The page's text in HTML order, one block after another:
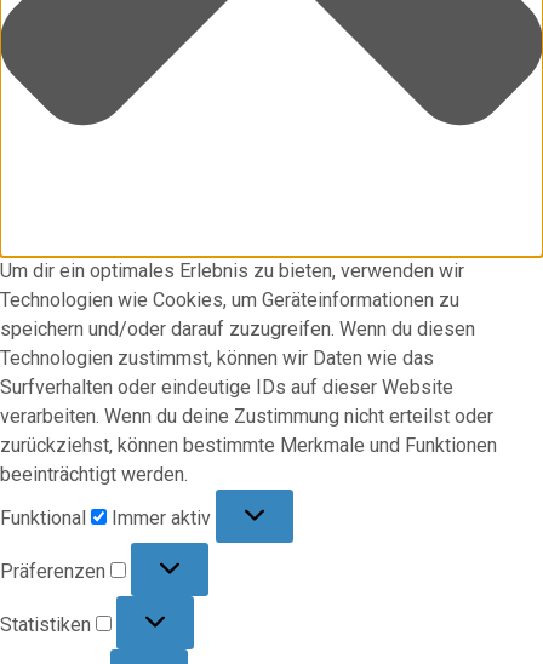
Um dir ein optimales Erlebnis zu bieten, verwenden wir
Technologien wie Cookies, um Geräteinformationen zu
speichern und/oder darauf zuzugreifen. Wenn du diesen
Technologien zustimmst, können wir Daten wie das
Surfverhalten oder eindeutige IDs auf dieser Website
verarbeiten. Wenn du deine Zustimmung nicht erteilst oder
zurückziehst, können bestimmte Merkmale und Funktionen
beeinträchtigt werden.
Funktional
Immer aktiv
Präferenzen
Statistiken